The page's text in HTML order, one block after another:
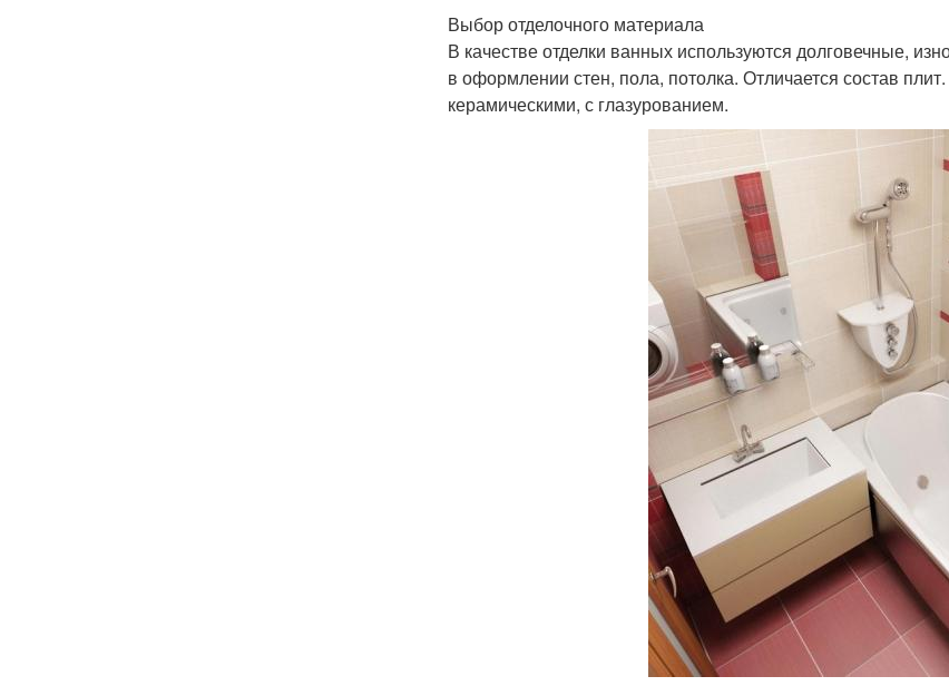
Выбор отделочного материала
В качестве отделки ванных используются долговечные,
в оформлении стен, пола, потолка. Отличается состав
керамическими, с глазурованием.